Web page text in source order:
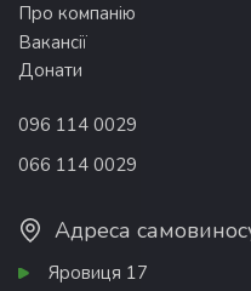
Про компанію
Вакансії
Донати
096 114 0029
066 114 0029
Адреса
Яровиця 17